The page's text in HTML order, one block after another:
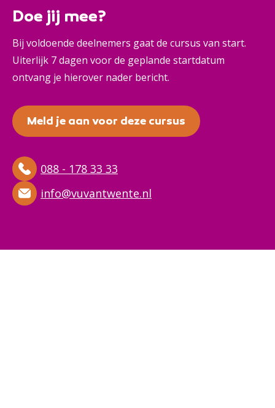
Doe jij mee?
Bij voldoende deelnemers gaat de cursus van start.
Uiterlijk 7 dagen voor de geplande startdatum
ontvang je hierover nader bericht.
Meld je aan voor deze cursus
088 - 178 33 33
info@vuvantwente.nl